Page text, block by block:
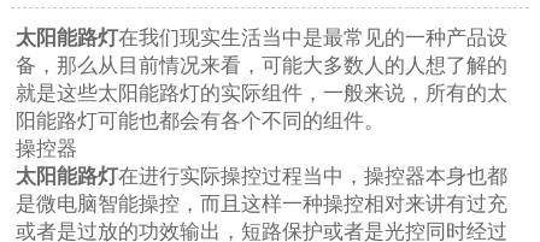
太阳能路灯在我们现实生活当中是最常见的一种产品设
备，那么从目前情况来看，可能大多数人的人想了解的
就是这些太阳能路灯的实际组件，一般来说，所有的太
阳能路灯可能也都会有各个不同的组件。
操控器
太阳能路灯在进行实际操控过程当中，操控器本身也都
是微电脑智能操控，而且这样一种操控相对来讲有过充
或者是过放的功效输出，短路保护或者是光控同时经过